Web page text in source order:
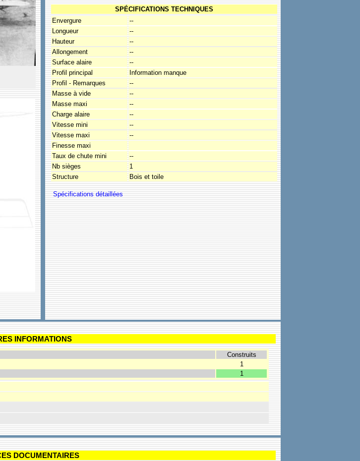
SPÉCIFICATIONS TECHNIQUES
Envergure
--
Longueur
--
Hauteur
--
Allongement
--
Surface alaire
--
Profil principal
Information manque
Profil - Remarques
--
Masse à vide
--
Masse maxi
--
Charge alaire
--
Vitesse mini
--
Vitesse maxi
--
Finesse maxi
Taux de chute mini
--
Nb sièges
1
Structure
Bois et toile
INFORMATIONS
Construits
1
1
DOCUMENTAIRES